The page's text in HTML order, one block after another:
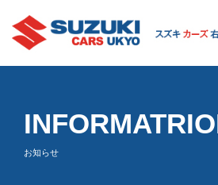
お知らせ